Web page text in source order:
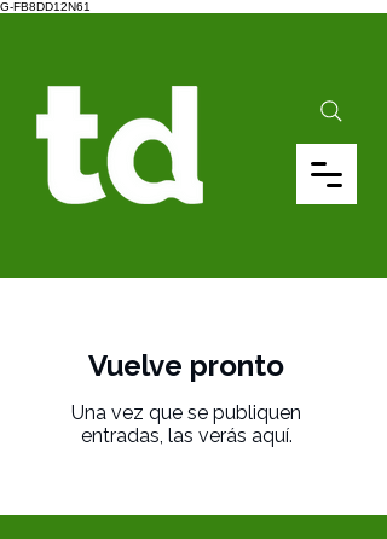
G-FB8DD12N61
Vuelve pronto
Una vez que se publiquen
entradas, las verás aquí.